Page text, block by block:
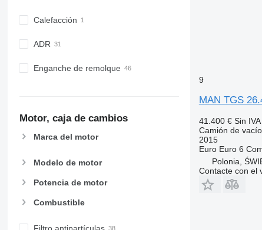
Calefacción
ADR
Enganche de remolque
Motor, caja de cambios
Marca del motor
Modelo de motor
Potencia de motor
Combustible
9
MAN TGS
41.400 € Sin IVA
Camión de vacío
2015
Euro Euro 6
Polonia,
Contacte con el